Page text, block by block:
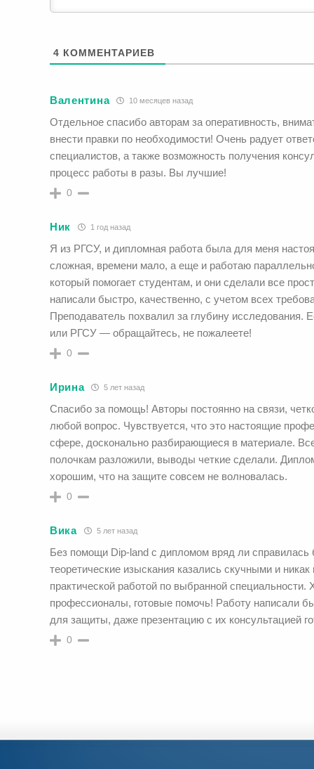
4 КОММЕНТАРИЕВ
Валентина 10 месяцев назад
Отдельное спасибо авторам за оперативность,
внести правки по необходимости! Очень радует
специалистов, а также возможность получения
процесс работы в разы. Вы лучшие!
0
Ник 1 год назад
Я из РГСУ, и дипломная работа была для меня
сложная, времени мало, а еще и работаю
который помогает студентам, и они сделали все
написали быстро, качественно, с учетом всех
Преподаватель похвалил за глубину
или РГСУ — обращайтесь, не пожалеете!
0
Ирина 5 лет назад
Спасибо за помощь! Авторы постоянно на связи,
любой вопрос. Чувствуется, что это настоящие
сфере, досконально разбирающиеся в материале.
полочкам разложили, выводы четкие сделали.
хорошим, что на защите совсем не волновалась.
0
Вика 5 лет назад
Без помощи Dip-land с дипломом вряд ли справилась
теоретические изыскания казались скучными и
практической работой по выбранной специальности.
профессионалы, готовые помочь! Работу написали
для защиты, даже презентацию с их консультацией
0